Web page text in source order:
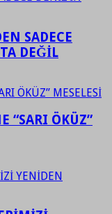
SADECE
DEĞİL
“SARI ÖKÜZ”